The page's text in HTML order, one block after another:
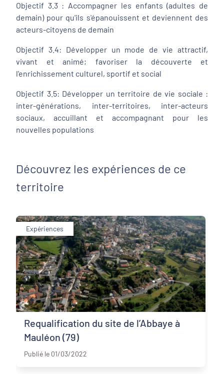
Objectif 3.3 : Accompagner les enfants (adultes de
demain) pour qu'ils s'épanouissent et deviennent des
acteurs-citoyens de demain
Objectif 3.4: Développer un mode de vie attractif,
vivant et animé; favoriser la découverte et
l'enrichissement culturel, sportif et social
Objectif 3.5: Développer un territoire de vie sociale :
inter-générations, inter-territoires, inter-acteurs
sociaux, accuillant et accompagnant pour les
nouvelles populations
Découvrez les expériences de ce
territoire
Expériences
Requalification du site de l’Abbaye à
Mauléon (79)
Publié le 01/03/2022